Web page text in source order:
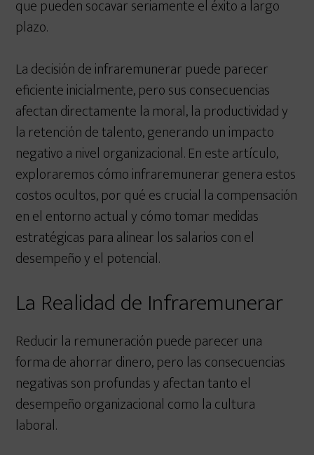
que pueden socavar seriamente el éxito a largo
plazo.
La decisión de infraremunerar puede parecer
eficiente inicialmente, pero sus consecuencias
afectan directamente la moral, la productividad y
la retención de talento, generando un impacto
negativo a nivel organizacional. En este artículo,
exploraremos cómo infraremunerar genera estos
costos ocultos, por qué es crucial la compensación
en el entorno actual y cómo tomar medidas
estratégicas para alinear los salarios con el
desempeño y el potencial.
La Realidad de Infraremunerar
Reducir la remuneración puede parecer una
forma de ahorrar dinero, pero las consecuencias
negativas son profundas y afectan tanto el
desempeño organizacional como la cultura
laboral.